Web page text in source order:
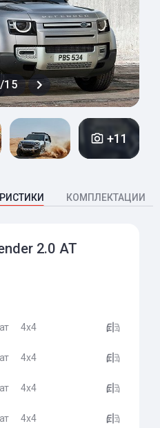
15
+11
КОМПЛЕКТАЦИИ
2.0 AT
4x4
4x4
4x4
4x4